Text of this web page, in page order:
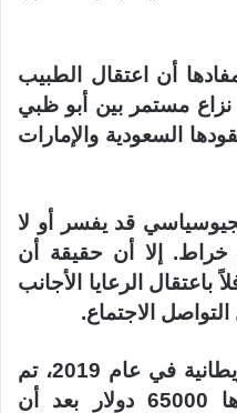
أن اعتقال الطبيب
نزاع مستمر بين أبو ظبي
السعودية والإمارات
قد يفسر أو لا
خراط. إلا أن حقيقة أن
باعتقال الرعايا الأجانب
الاجتماع.
بما في ذلك اعتقال امرأة بريطانية في عام 2019، تم
سجنها سنتان وغرامة قدرها 65000 دولار بعد أن